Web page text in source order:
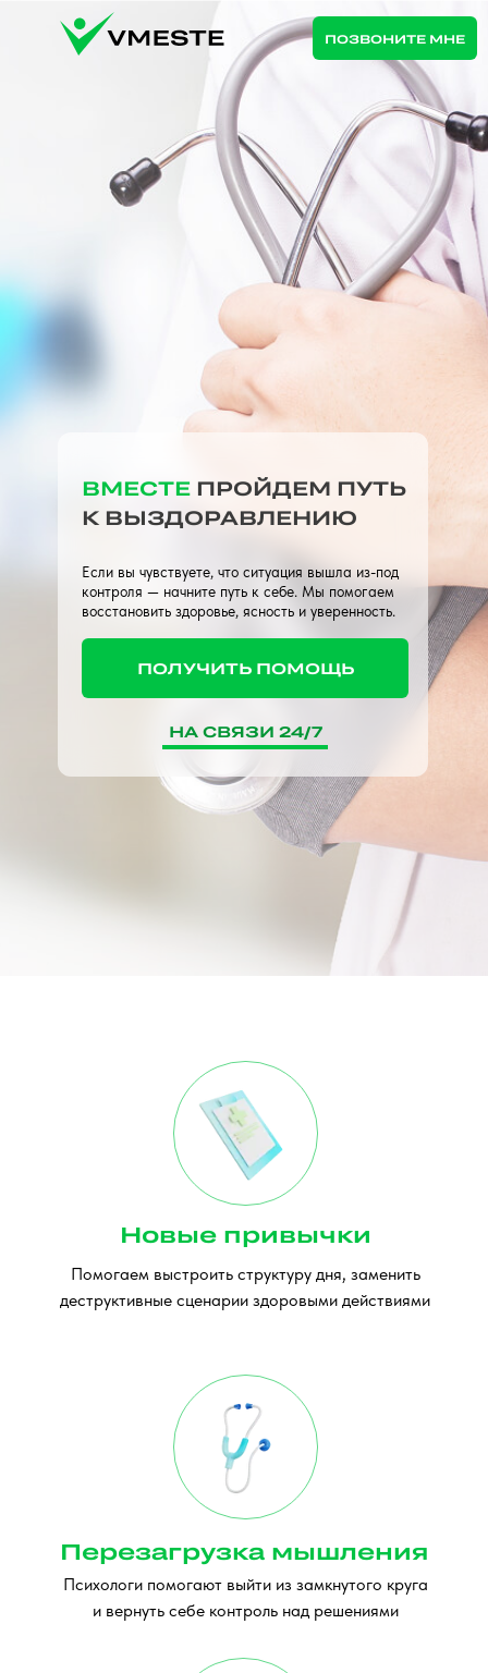
ПОЗВОНИТЕ МНЕ
ВМЕСТЕ ПРОЙДЕМ ПУТЬ
К ВЫЗДОРАВЛЕНИЮ
Если вы чувствуете, что ситуация вышла из-под
контроля — начните путь к себе. Мы помогаем
восстановить здоровье, ясность и уверенность.
ПОЛУЧИТЬ ПОМОЩЬ
НА СВЯЗИ 24/7
Новые привычки
Помогаем выстроить структуру дня, заменить
деструктивные сценарии здоровыми действиями
Перезагрузка мышления
Психологи помогают выйти из замкнутого круга
и вернуть себе контроль над решениями